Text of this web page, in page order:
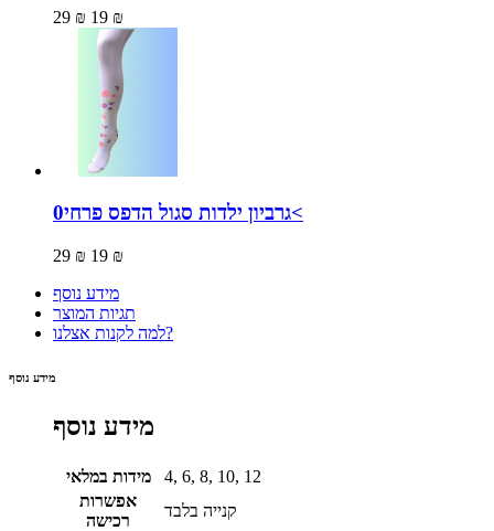
29 ₪ 19 ₪
גרביון ילדות סגול הדפס פרחי0<
29 ₪ 19 ₪
מידע נוסף
תגיות המוצר
למה לקנות אצלנו?
מידע נוסף
מידע נוסף
מידות במלאי
4, 6, 8, 10, 12
אפשרות
רכישה
קנייה בלבד